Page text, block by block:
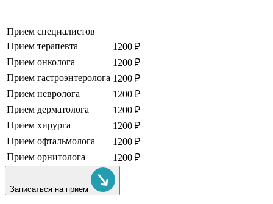
Прием специалистов
Прием терапевта
1200 ₽
Прием онколога
1200 ₽
Прием гастроэнтеролога 1200 ₽
Прием невролога
1200 ₽
Прием дерматолога
1200 ₽
Прием хирурга
1200 ₽
Прием офтальмолога
1200 ₽
Прием орнитолога
1200 ₽
Записаться на прием